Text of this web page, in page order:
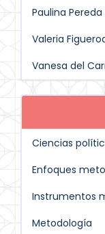
Paulina
Valeria
Vanesa del
Ciencias
Enfoques
Instrumentos
Metodología